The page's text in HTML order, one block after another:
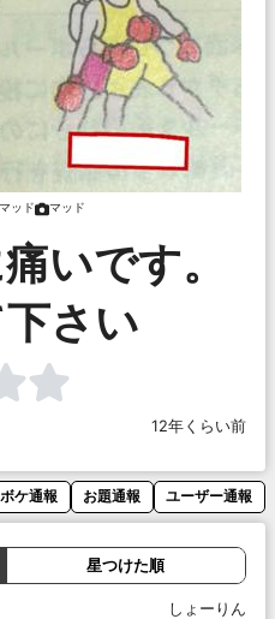
マッド マッド
いです。
さい
12年くらい前
ボケ通報 お題通報 ユーザー通報
星つけた順
しょーりん